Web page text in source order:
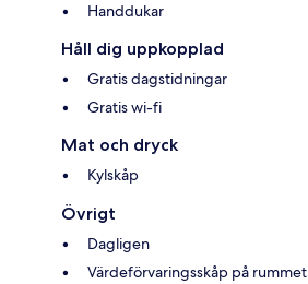
Handdukar
Håll dig uppkopplad
Gratis dagstidningar
Gratis wi-fi
Mat och dryck
Kylskåp
Övrigt
Dagligen
Värdeförvaringsskåp på rummet